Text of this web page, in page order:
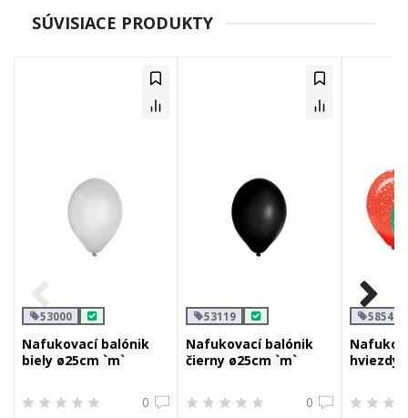
SÚVISIACE PRODUKTY
53000
Nafukovací balónik
biely ø25cm `m`
0
53119
Nafukovací balónik
čierny ø25cm `m`
0
58542
hviezdy